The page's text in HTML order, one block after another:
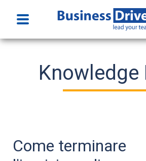
Home
Funzionalità
Faq
Knowledge
Come terminare